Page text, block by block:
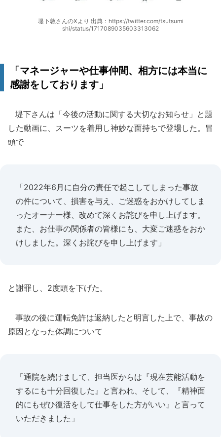
堤下敦さんのXより 出典：https://twitter.com/tsutsumi
shi/status/1717089035603313062
「マネージャーや仕事仲間、相方には本当に
感謝をしております」
堤下さんは「今後の活動に関する大切なお知らせ」と題
した動画に、スーツを着用し神妙な面持ちで登場した。冒
頭で
「2022年6月に自分の責任で起こしてしまった事故
の件について、損害を与え、ご迷惑をおかけしてしま
ったオーナー様、改めて深くお詫びを申し上げます。
また、お仕事の関係者の皆様にも、大変ご迷惑をおか
けしました。深くお詫びを申し上げます」
と謝罪し、2度頭を下げた。
事故の後に運転免許は返納したと明言した上で、事故の
原因となった体調について
「通院を続けまして、担当医からは『現在芸能活動を
するにも十分回復した』と言われ、そして、『精神面
的にもぜひ復活をして仕事をした方がいい』と言って
いただきました」